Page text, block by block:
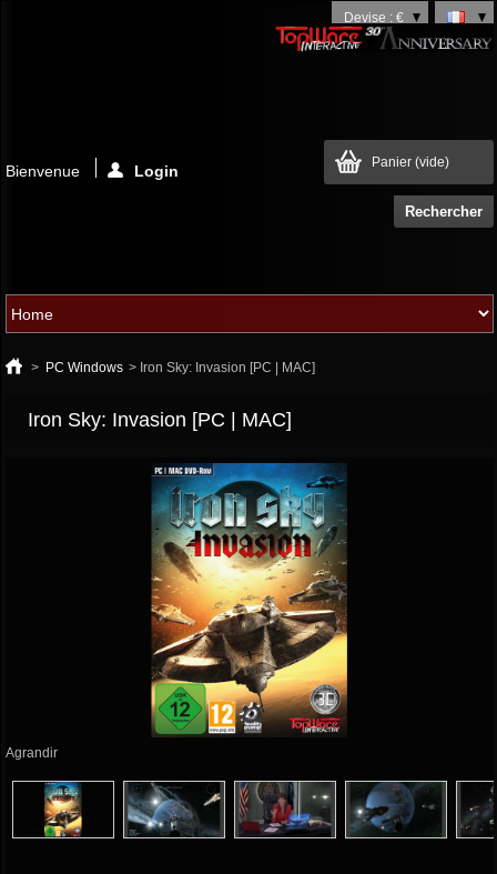
Devise : €
Panier (vide)
Bienvenue Login
> PC Windows > Iron Sky: Invasion [PC | MAC]
Iron Sky: Invasion [PC | MAC]
Agrandir